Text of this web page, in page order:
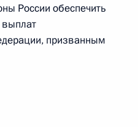
социально-
России обеспечить
выплат
призванным